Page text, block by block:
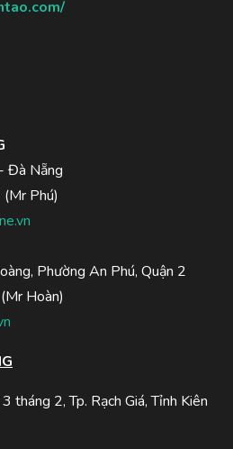
Đà Nẵng
(Mr Phú)
Phường An Phú, Quận 2
(Mr Hoàn)
tháng 2, Tp. Rạch Giá, Tỉnh Kiên